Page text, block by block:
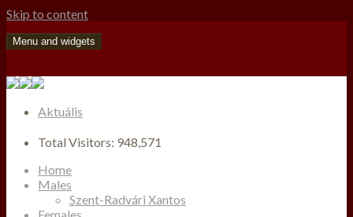
Skip to content
Menu and widgets
Aktuális
Total Visitors: 948,571
Home
Males
Szent-Radvári Xantos